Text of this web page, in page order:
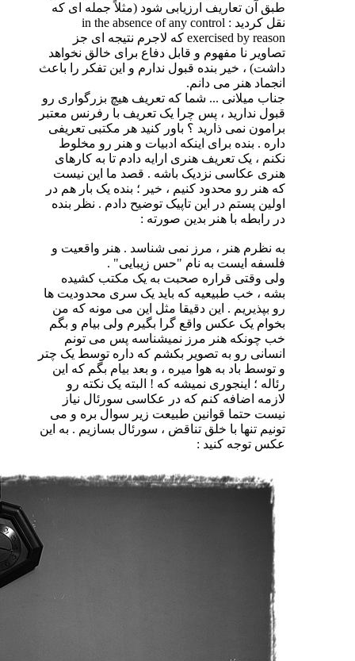
طبق آن تعاریف ارزیابی شود (مثلاً جمله ای که
نقل کردید : in the absence of any control
exercised by reason که لاجرم نتیجه ای جز
تصاویر نا مفهوم و قابل دفاع برای خالق نخواهد
داشت) ، خیر بنده قبول ندارم و این تفکر را باعث
انجماد هنر می دانم.
جناب میلانی ... شما که تعریف هیچ بزرگواری رو
قبول ندارید ، پس چرا یک تعریف با رفرنس معتبر
برامون نمی ذارید ؟ باور کنید هر مکتبی تعریفی
داره . بنده برای اینکه ادبیات و هنر رو مخلوط
نکنم ، یک تعریف هنری ارایه دادم تا به کارهای
هنری عکاسی نزدیک باشه . قصد ما این نیست
که هنر رو محدود کنیم ، خیر ؛ بنده یک بار هم در
اولین پستم در این تاپیک توضیح دادم . نظر بنده
در رابطه با هنر بدین صورته :
به نظرم هنر ، مرز نمی شناسد . هنر واقعیت و
فلسفه ایست به نام "حس زیبایی" .
ولی وقتی قراره صحبت به یک مکتب کشیده
بشه ، خب طبیعیه که باید یک سری محدودیت ها
رو بپذیریم . این دقیقا مثل این می مونه که من
بخوام یک عکس واقع گرا بگیرم ولی بیام و بگم
خب چونکه هنر مرز نمیشناسه پس می تونم
انسانی رو به تصویر بکشم که داره توسط یک چتر
و توسط باد به هوا میره ، و بعد بیام بگم که این
رئاله ؛ اینجوری نمیشه که ! البته یک نکته رو
لازمه اضافه کنم که در عکاسی سورئال نیاز
نیست حتما قوانین طبیعت زیر سوال بره و می
تونیم تنها با خلق تناقض ، سورئال بسازیم . به این
عکس توجه کنید :